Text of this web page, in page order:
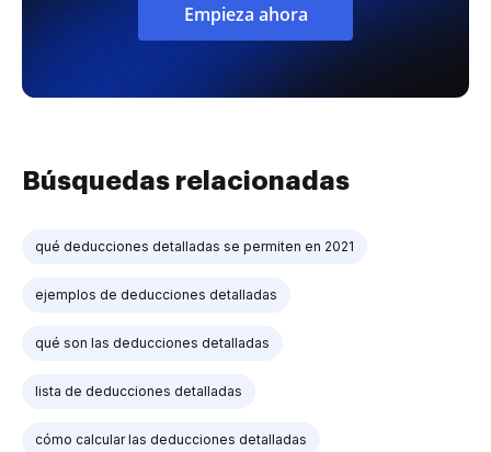
Empieza ahora
Búsquedas relacionadas
qué deducciones detalladas se permiten en 2021
ejemplos de deducciones detalladas
qué son las deducciones detalladas
lista de deducciones detalladas
cómo calcular las deducciones detalladas